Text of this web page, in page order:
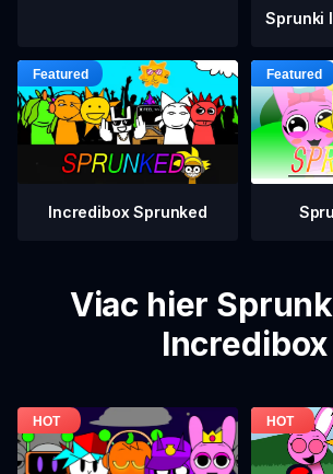
Sprunki
Incredibox Sprunked
Viac hier
Incredibox